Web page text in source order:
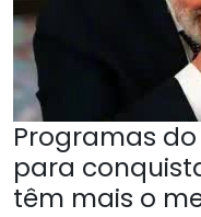
Programas
para
têm mais o